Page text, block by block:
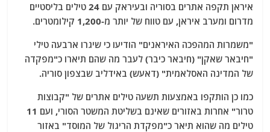
at
s
A
p
p
e
g
ra
m
ai
l
itt
er
c
e
b
o
o
k
איראן תקפה אתרים בסוריה ובעיראק עם 24 טילים בליסטיים
מדרום ומערב איראן, עם טווח של יותר מ-1,200 קילומטרים.
"משמרות המהפכה האיראנים" הודיעו כי שיגרו ארבעה טילי
"חיבאר שאקן" (חיבאר כיבר) לעבר מה שהם תיארו כ"מפקדה
של המדינה האסלאמית" (דאעש) באידליב שבצפון סוריה.
כמו כן הותקפו באמצעות תשעה טילים אתרים של "קבוצות
טרור" אחרות באזורים שאינם בשליטת המשטר הסורי, ועם 11
טילים מה שהוא תיאר כ"מפקדת הריגול של המוסד" באזור